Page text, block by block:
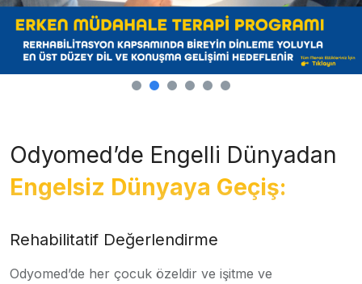
Odyomed’de Engelli Dünyadan
Engelsiz Dünyaya Geçiş:
Rehabilitatif Değerlendirme
Odyomed’de her çocuk özeldir ve işitme ve